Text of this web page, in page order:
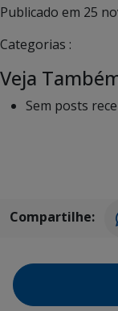
Publicado em 25
Categorias :
Veja
Sem posts
Compartilhe: